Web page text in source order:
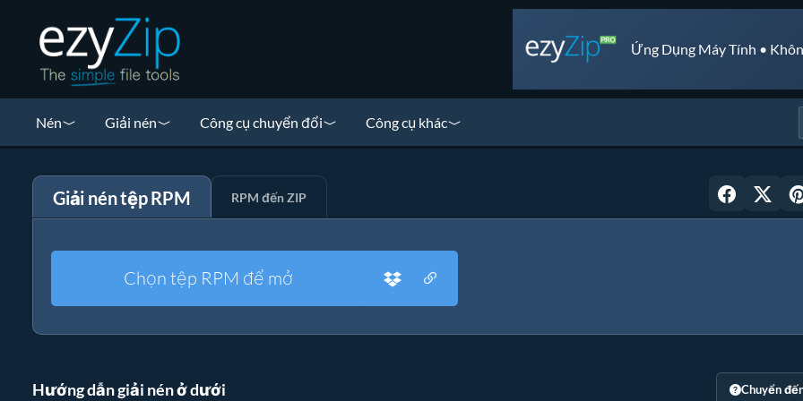
Ứng Dụng Máy Tính •
Nén Giải nén Công cụ chuyển đổi Công cụ khác
Giải nén tệp RPM RPM đến ZIP
Chọn tệp RPM để mở
Hướng dẫn giải nén ở dưới Chuyển